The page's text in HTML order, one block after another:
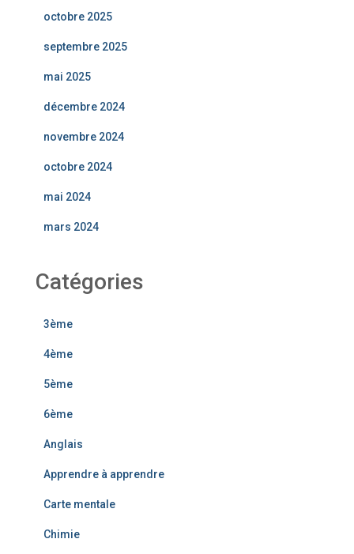
octobre 2025
septembre 2025
mai 2025
décembre 2024
novembre 2024
octobre 2024
mai 2024
mars 2024
Catégories
3ème
4ème
5ème
6ème
Anglais
Apprendre à apprendre
Carte mentale
Chimie